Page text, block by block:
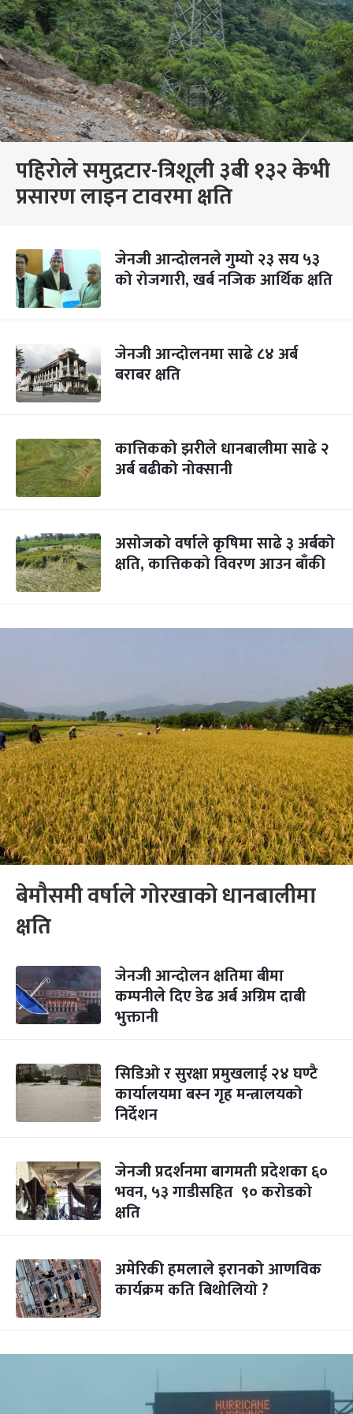
पहिरोले समुद्रटार-त्रिशूली ३बी १३२ केभी
प्रसारण लाइन टावरमा क्षति
जेनजी आन्दोलनले गुम्यो २३ सय ५३
को रोजगारी, खर्ब नजिक आर्थिक क्षति
जेनजी आन्दोलनमा साढे ८४ अर्ब
बराबर क्षति
कात्तिकको झरीले धानबालीमा साढे २
अर्ब बढीको नोक्सानी
असोजको वर्षाले कृषिमा साढे ३ अर्बको
क्षति, कात्तिकको विवरण आउन बाँकी
बेमौसमी वर्षाले गोरखाको धानबालीमा
क्षति
जेनजी आन्दोलन क्षतिमा बीमा
कम्पनीले दिए डेढ अर्ब अग्रिम दाबी
भुक्तानी
सिडिओ र सुरक्षा प्रमुखलाई २४ घण्टै
कार्यालयमा बस्न गृह मन्त्रालयको
निर्देशन
जेनजी प्रदर्शनमा बागमती प्रदेशका ६०
भवन, ५३ गाडीसहित ९० करोडको
क्षति
अमेरिकी हमलाले इरानको आणविक
कार्यक्रम कति बिथोलियो ?